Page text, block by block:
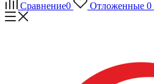
Сравнение0 Отложенные 0